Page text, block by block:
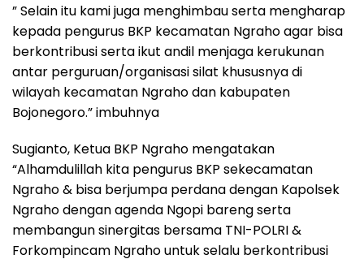
” Selain itu kami juga menghimbau serta mengharap
kepada pengurus BKP kecamatan Ngraho agar bisa
berkontribusi serta ikut andil menjaga kerukunan
antar perguruan/organisasi silat khususnya di
wilayah kecamatan Ngraho dan kabupaten
Bojonegoro.” imbuhnya
Sugianto, Ketua BKP Ngraho mengatakan
“Alhamdulillah kita pengurus BKP sekecamatan
Ngraho & bisa berjumpa perdana dengan Kapolsek
Ngraho dengan agenda Ngopi bareng serta
membangun sinergitas bersama TNI-POLRI &
Forkompincam Ngraho untuk selalu berkontribusi